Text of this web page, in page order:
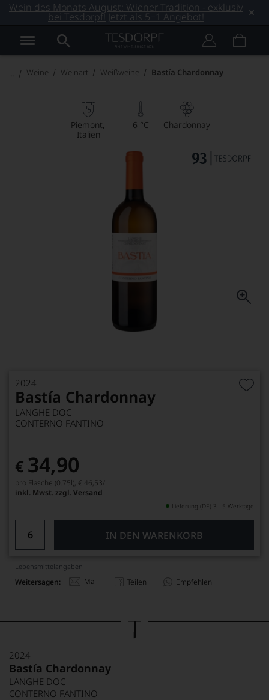
Wein des Monats August: Wiener Tradition - exklusiv
bei Tesdorpf! Jetzt als 5+1 Angebot!
Weine Weinart Weißweine Bastía Chardonnay
Piemont
Italien
6 °C Chardonnay
2024
Bastía Chardonnay
LANGHE DOC
CONTERNO FANTINO
€ 34,90
pro Flasche (0.75l), € 46,53/L
inkl. Mwst. zzgl. Versand
Lieferung (DE) 3 - 5 Werktage
IN DEN WARENKORB
Lebensmittel­angaben
Weitersagen: Mail Teilen Empfehlen
2024
Bastía Chardonnay
LANGHE DOC
CONTERNO FANTINO